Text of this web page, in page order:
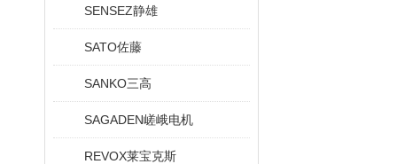
SENSEZ静雄
SATO佐藤
SANKO三高
SAGADEN嵯峨电机
REVOX莱宝克斯